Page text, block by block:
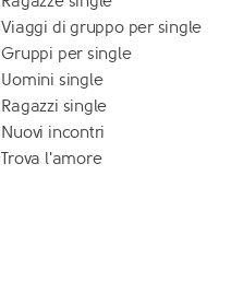
Viaggi di gruppo per single
Gruppi per single
Uomini single
Ragazzi single
Nuovi incontri
Trova l'amore